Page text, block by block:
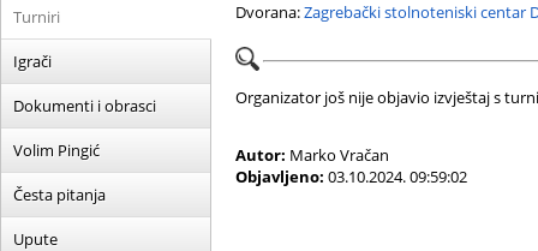
Turniri
Igrači
Dokumenti i obrasci
Volim Pingić
Česta pitanja
Upute
Dvorana:Zagrebački stolnoteniski centar
Organizator još nije objavio izvještaj s
Autor: Marko Vračan
Objavljeno: 03.10.2024. 09:59:02